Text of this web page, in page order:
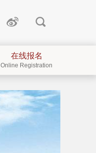
在线报名
Online Registration